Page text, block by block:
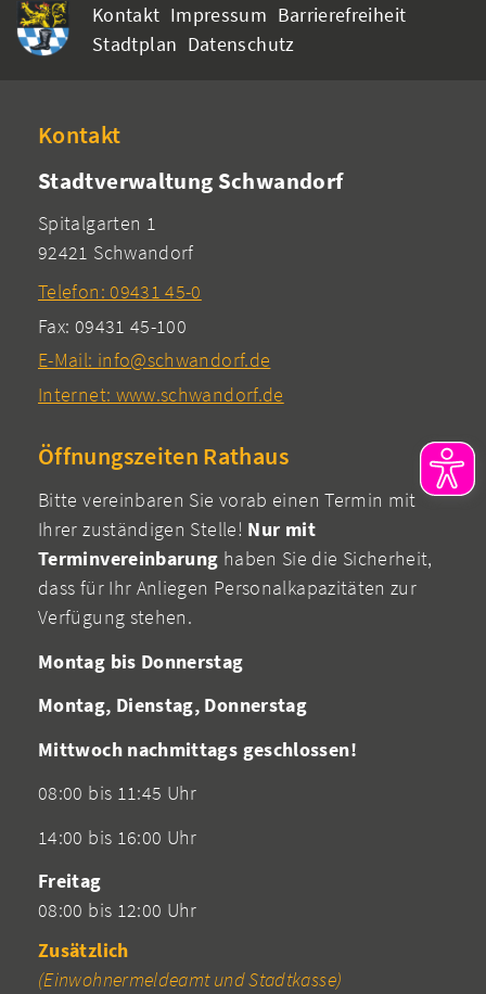
Kontakt Impressum Barrierefreiheit
Stadtplan Datenschutz
Kontakt
Stadtverwaltung Schwandorf
Spitalgarten 1
92421 Schwandorf
Telefon: 09431 45-0
Fax: 09431 45-100
E-Mail: info@schwandorf.de
Internet: www.schwandorf.de
Öffnungszeiten Rathaus
Bitte vereinbaren Sie vorab einen Termin mit
Ihrer zuständigen Stelle! Nur mit
Terminvereinbarung haben Sie die Sicherheit,
dass für Ihr Anliegen Personalkapazitäten zur
Verfügung stehen.
Montag bis Donnerstag
Montag, Dienstag, Donnerstag
Mittwoch nachmittags geschlossen!
08:00 bis 11:45 Uhr
14:00 bis 16:00 Uhr
Freitag
08:00 bis 12:00 Uhr
Zusätzlich
(Einwohnermeldeamt und Stadtkasse)